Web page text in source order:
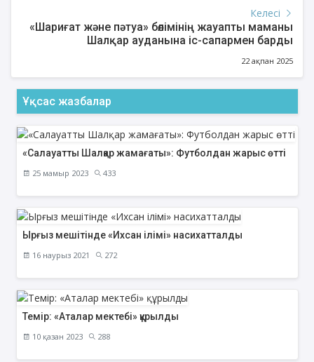
Келесі
«Шариғат және пәтуа» бөлімінің жауапты маманы
Шалқар ауданына іс-сапармен барды
22 ақпан 2025
Ұқсас жазбалар
«Салауатты Шалқар жамағаты»: Футболдан жарыс өтті
25 мамыр 2023 433
Ырғыз мешітінде «Ихсан ілімі» насихатталды
16 наурыз 2021 272
Темір: «Аталар мектебі» құрылды
10 қазан 2023 288